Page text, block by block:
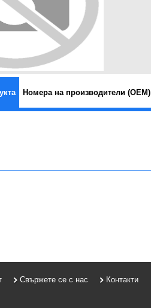
Номера на производители (OEM)
Свържете се с нас
Контакти